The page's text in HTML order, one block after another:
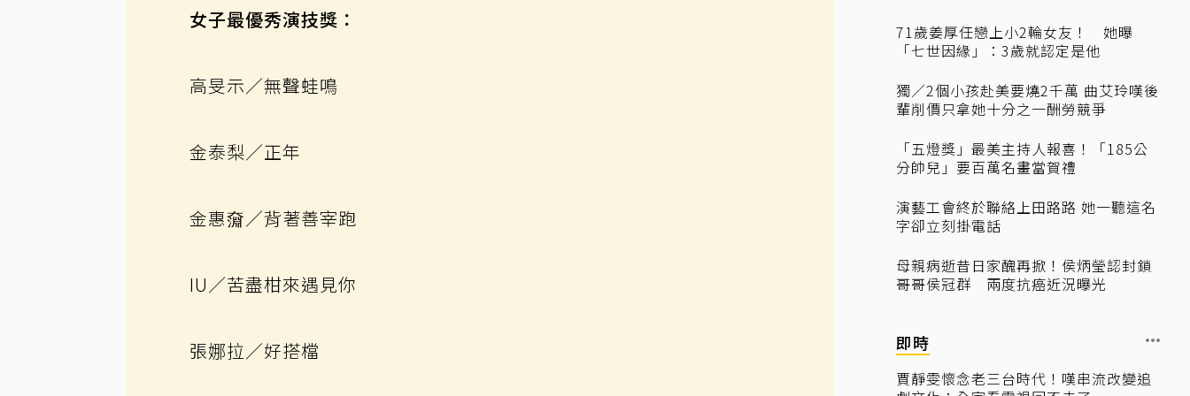
女子最優秀演技獎：
高旻示／無聲蛙鳴
金泰梨／正年
金惠奫／背著善宰跑
IU／苦盡柑來遇見你
張娜拉／好搭檔 ​​​
71歲姜厚任戀上小2輪女友！ 她曝
「七世因緣」：3歲就認定是他
獨／2個小孩赴美要燒2千萬 曲艾玲嘆後
輩削價只拿她十分之一酬勞競爭
「五燈獎」最美主持人報喜！「185公
分帥兒」要百萬名畫當賀禮
演藝工會終於聯絡上田路路 她一聽這名
字卻立刻掛電話
母親病逝昔日家醜再掀！侯炳瑩認封鎖
哥哥侯冠群 兩度抗癌近況曝光
即時
賈靜雯懷念老三台時代！嘆串流改變追